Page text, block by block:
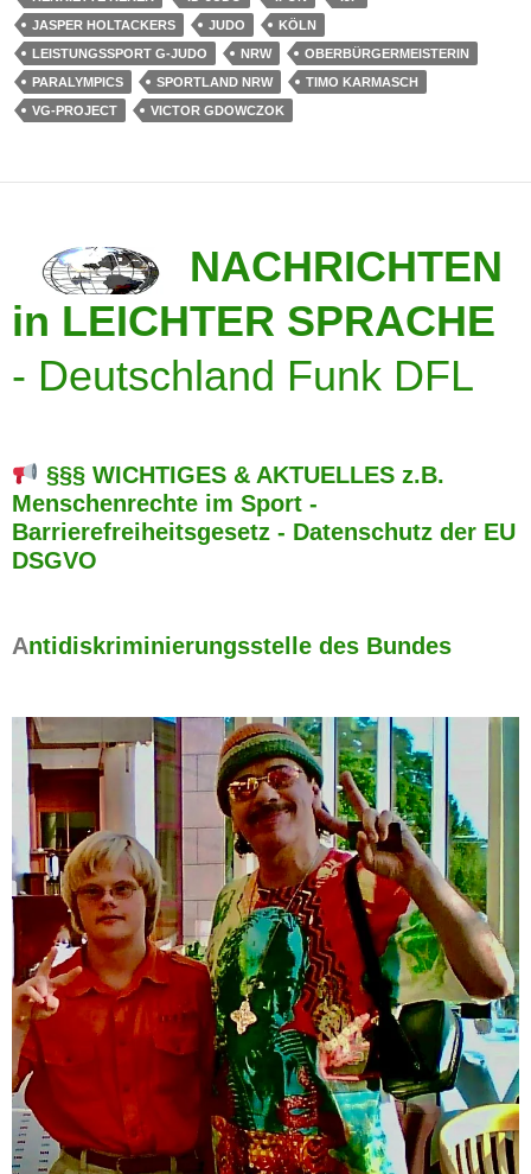
JASPER HOLTACKERS
JUDO
KÖLN
LEISTUNGSSPORT G-JUDO
NRW
OBERBÜRGERMEISTERIN
PARALYMPICS
SPORTLAND NRW
TIMO KARMASCH
VG-PROJECT
VICTOR GDOWCZOK
NACHRICHTEN
in LEICHTER SPRACHE
- Deutschland Funk DFL
§§§ WICHTIGES & AKTUELLES z.B.
Menschenrechte im Sport -
Barrierefreiheitsgesetz - Datenschutz der EU
DSGVO
Antidiskriminierungsstelle des Bundes